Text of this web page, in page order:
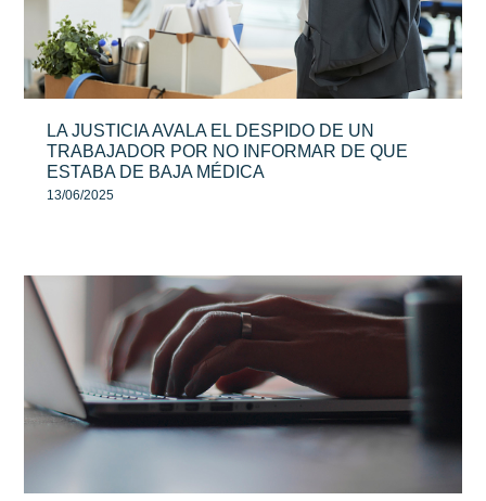
LA JUSTICIA AVALA EL DESPIDO DE UN
TRABAJADOR POR NO INFORMAR DE QUE
ESTABA DE BAJA MÉDICA
13/06/2025